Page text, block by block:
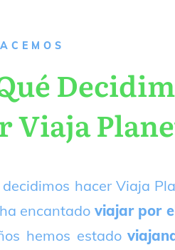
Viaja
hacer Viaja
encantado viajar por
hemos estado